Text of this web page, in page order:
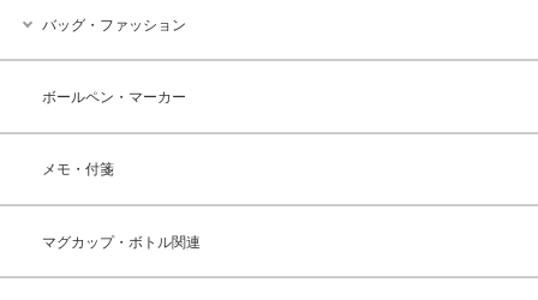
バッグ・ファッション
ボールペン・マーカー
メモ・付箋
マグカップ・ボトル関連